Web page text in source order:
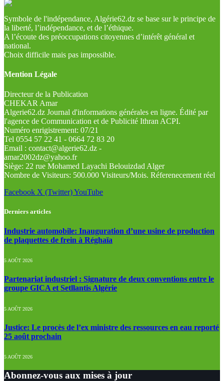
Symbole de l'indépendance, Algérie62.dz se base sur le principe de
la liberté, l’indépendance, et de l’éthique.
A l’écoute des préoccupations citoyennes d’intérêt général et
national.
Choix difficile mais pas impossible.
Mention Légale
Directeur de la Publication
CHEKAR Amar
Algerie62.dz Journal d'informations générales en ligne. Édité par
l'agence de Communication et de Publicité Ithran ACPI.
Numéro enrigistrement: 07/21
Tel 0554 57 22 41 - 0664 72 83 20
Email : contact@algerie62.dz -
amar2002dz@yahoo.fr
Siège: 22 rue Mohamed Layachi Belouizdad Alger
Nombre de Visiteurs: 500.000 Visiteurs/Mois. Réferenecement réel
Facebook X (Twitter)YouTube
Derniers articles
Industrie automobile: Inauguration d’une usine de production
de plaquettes de frein à Réghaïa
5 AOÛT 2026
Partenariat industriel : Signature de deux conventions entre le
groupe GICA et Setllantis Algérie
5 AOÛT 2026
Justice: Le procès de l’ex ministre des ressources en eau reporté
25 août prochain
5 AOÛT 2026
Abonnez-vous aux mises à jour